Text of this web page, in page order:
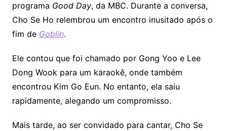
programa Good Day, da MBC. Durante a conversa,
Cho Se Ho relembrou um encontro inusitado após o
fim de Goblin.
Ele contou que foi chamado por Gong Yoo e Lee
Dong Wook para um karaokê, onde também
encontrou Kim Go Eun. No entanto, ela saiu
rapidamente, alegando um compromisso.
Mais tarde, ao ser convidado para cantar, Cho Se